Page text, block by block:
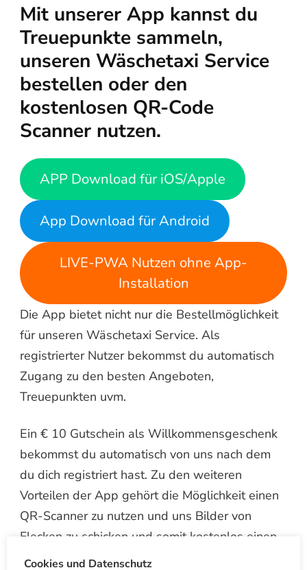
Mit unserer App kannst du
Treuepunkte sammeln,
unseren Wäschetaxi Service
bestellen oder den
kostenlosen QR-Code
Scanner nutzen.
APP Download für iOS/Apple
App Download für Android
LIVE-PWA Nutzen ohne App-
Installation
Die App bietet nicht nur die Bestellmöglichkeit
für unseren Wäschetaxi Service. Als
registrierter Nutzer bekommst du automatisch
Zugang zu den besten Angeboten,
Treuepunkten uvm.
Ein € 10 Gutschein als Willkommensgeschenk
bekommst du automatisch von uns nach dem
du dich registriert hast. Zu den weiteren
Vorteilen der App gehört die Möglichkeit einen
QR-Scanner zu nutzen und uns Bilder von
Flecken zu schicken und somit kostenlos einen
Rat oder Kostenvoranschlag einzuholen.
Cookies und Datenschutz